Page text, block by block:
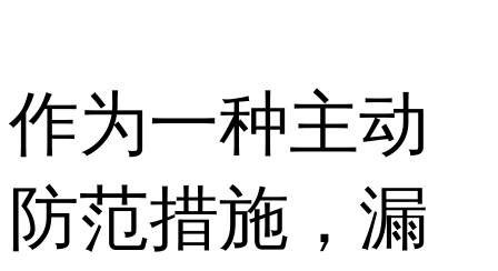
作为一种主动
防范措施，漏